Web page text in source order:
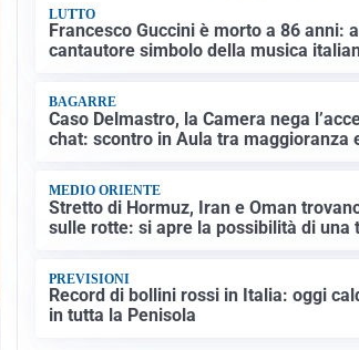
LUTTO
Francesco Guccini è morto a 86 anni:
cantautore simbolo della musica
BAGARRE
Caso Delmastro, la Camera nega
chat: scontro in Aula tra maggioranza
MEDIO ORIENTE
Stretto di Hormuz, Iran e Oman
sulle rotte: si apre la possibilità di una
PREVISIONI
Record di bollini rossi in Italia: oggi
in tutta la Penisola